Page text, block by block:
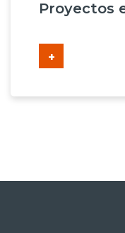
Proyectos
+